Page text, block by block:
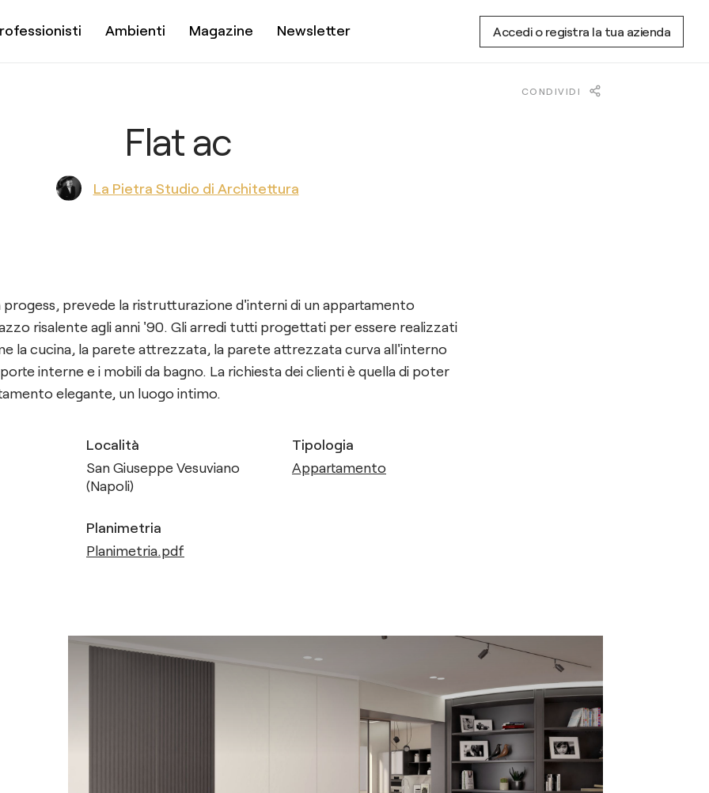
Ambienti Magazine Newsletter Accedi o registra la tua azienda
CONDIVIDI
Flat ac
La Pietra Studio di Architettura
prevede la ristrutturazione d'interni di un appartamento
risalente agli anni '90. Gli arredi tutti progettati per essere realizzati
la cucina, la parete attrezzata, la parete attrezzata curva all'interno
interne e i mobili da bagno. La richiesta dei clienti è quella di poter
elegante, un luogo intimo.
Località
San Giuseppe Vesuviano
(Napoli)
Tipologia
Appartamento
Planimetria
Planimetria.pdf